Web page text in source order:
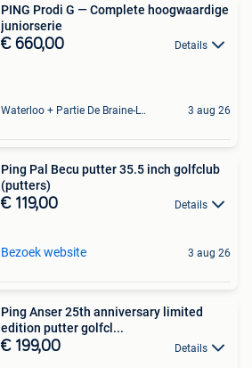
PING Prodi G — Complete hoogwaardige
juniorserie
€ 660,00 Details
Waterloo + Partie De Braine-L'Alleud, De Ohain 3 aug 26
Ping Pal Becu putter 35.5 inch golfclub
(putters)
€ 119,00 Details
Bezoek website 3 aug 26
Ping Anser 25th anniversary limited
edition putter golfcl...
€ 199,00 Details